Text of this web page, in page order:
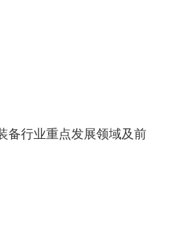
备行业重点发展领域及前